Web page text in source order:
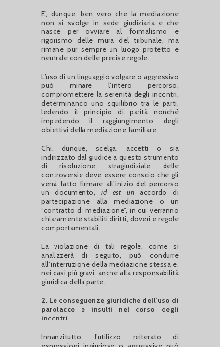
E’, dunque, ben vero che la mediazione
non si svolge in sede giudiziaria e che
nasce per ovviare al formalismo e
rigorismo delle mura del tribunale, ma
rimane pur sempre un luogo protetto e
neutrale con delle precise regole.
L’uso di un linguaggio volgare o aggressivo
può minare l’intero percorso,
compromettere la serenità degli incontri,
determinando uno squilibrio tra le parti,
ledendo il principio di parità nonché
impedendo il raggiungimento degli
obiettivi della mediazione familiare.
Chi, dunque, scelga, accetti o sia
indirizzato dal giudice a questo strumento
di risoluzione stragiudiziale delle
controversie deve essere conscio che gli
verrà fatto firmare all’inizio del percorso
un documento,id est unaccordo di
partecipazione alla mediazione o un
“contratto di mediazione”, in cui verranno
chiaramente stabiliti diritti, doveri e regole
comportamentali.
La violazione di tali regole, come si
analizzerà di seguito, può condurre
all’interruzione della mediazione stessa e,
nei casi più gravi, anche alla responsabilità
giuridica della parte.
2. Le conseguenze giuridiche dell’uso di
parolacce e insulti nel corso degli
incontri
Innanzitutto, l’utilizzo reiterato di